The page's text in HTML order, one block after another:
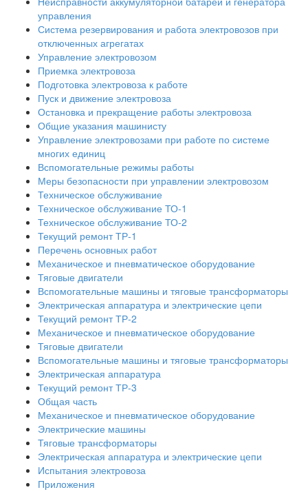
управления
Система резервирования и работа электровозов при
отключенных агрегатах
Управление электровозом
Приемка электровоза
Подготовка электровоза к работе
Пуск и движение электровоза
Остановка и прекращение работы электровоза
Общие указания машинисту
Управление электровозами при работе по системе
многих единиц
Вспомогательные режимы работы
Меры безопасности при управлении электровозом
Техническое обслуживание
Техническое обслуживание ТО-1
Техническое обслуживание ТО-2
Текущий ремонт ТР-1
Перечень основных работ
Механическое и пневматическое оборудование
Тяговые двигатели
Вспомогательные машины и тяговые трансформаторы
Электрическая аппаратура и электрические цепи
Текущий ремонт ТР-2
Механическое и пневматическое оборудование
Тяговые двигатели
Вспомогательные машины и тяговые трансформаторы
Электрическая аппаратура
Текущий ремонт ТР-3
Общая часть
Механическое и пневматическое оборудование
Электрические машины
Тяговые трансформаторы
Электрическая аппаратура и электрические цепи
Испытания электровоза
Приложения